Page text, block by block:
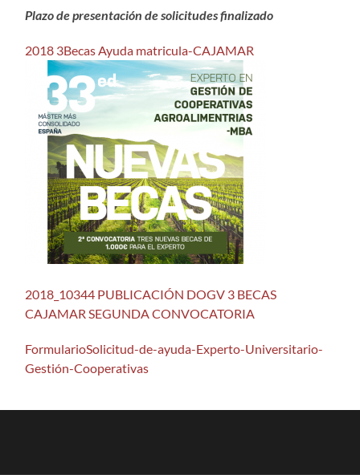
Plazo de presentación de solicitudes finalizado
2018 3Becas Ayuda matricula-CAJAMAR
2018_10344 PUBLICACIÓN DOGV 3 BECAS
CAJAMAR SEGUNDA CONVOCATORIA
FormularioSolicitud-de-ayuda-Experto-Universitario-
Gestión-Cooperativas